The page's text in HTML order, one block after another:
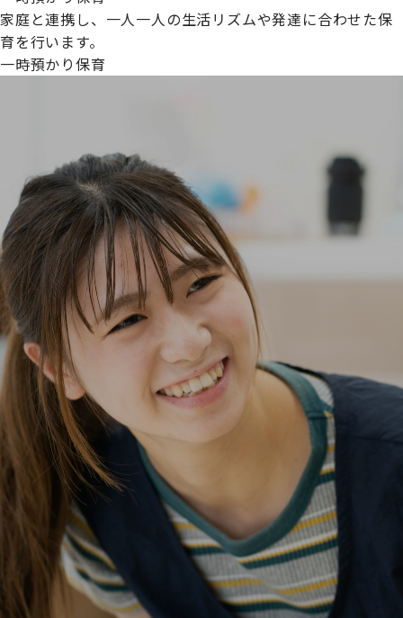
家庭と連携し、一人一人の生活リズムや発達に合わせた保
育を行います。
一時預かり保育